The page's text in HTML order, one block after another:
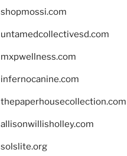
shopmossi.com
untamedcollectivesd.com
mxpwellness.com
infernocanine.com
thepaperhousecollection.com
allisonwillisholley.com
solslite.org